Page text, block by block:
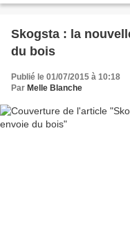
Skogsta : la
du bois
Publié le 01/07/2015 à 10:18
Par Melle Blanche